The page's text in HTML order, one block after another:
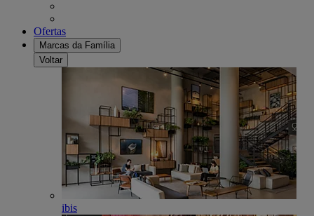
Ofertas
Marcas da Família
Voltar
ibis